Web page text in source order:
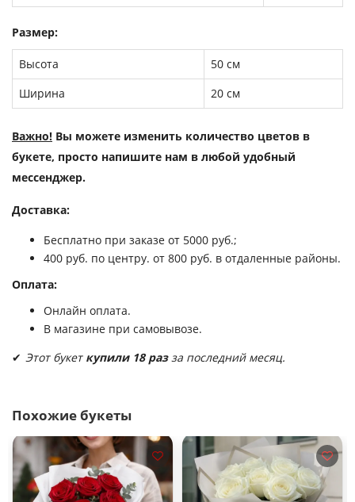
Размер:
Высота
50 см
Ширина
20 см
Важно! Вы можете изменить количество цветов в
букете, просто напишите нам в любой удобный
мессенджер.
Доставка:
Бесплатно при заказе от 5000 руб.;
400 руб. по центру. от 800 руб. в отдаленные районы.
Оплата:
Онлайн оплата.
В магазине при самовывозе.
✔ Этот букет купили 18 разза последний месяц.
Похожие букеты